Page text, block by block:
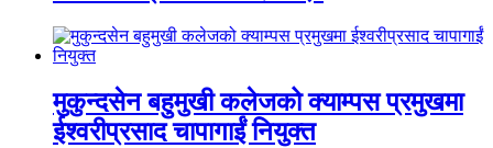
मुकुन्दसेन बहुमुखी कलेजको क्याम्पस प्रमुखमा
ईश्वरीप्रसाद चापागाईं नियुक्त